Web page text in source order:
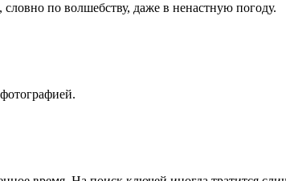
по волшебству, даже в ненастную погоду.